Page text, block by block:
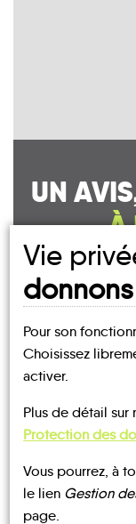
UN
À
Les
Vie
Pour son
Choisissez
activer.
Plus de détail
Protection des
Vous pourrez, à
le lien Gestion
page.